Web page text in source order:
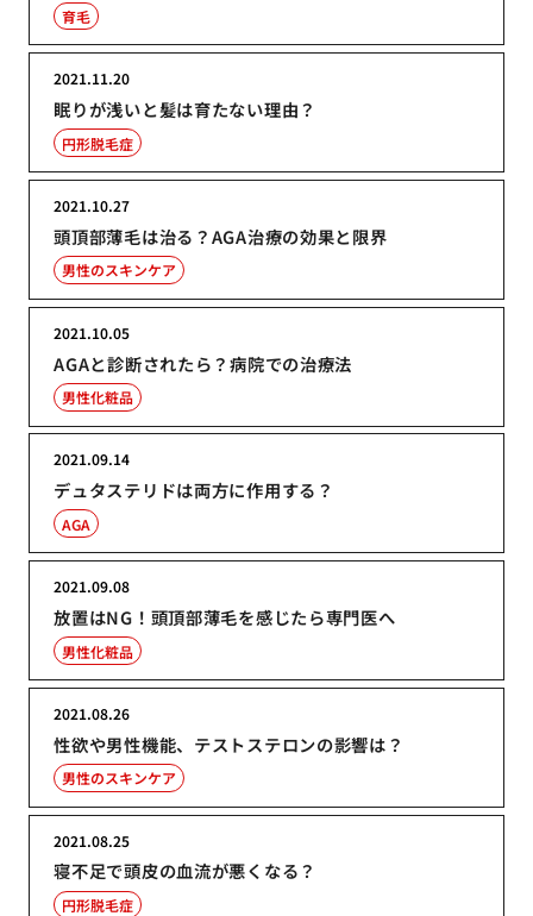
育毛
眠りが浅いと髪は育たない理由？
2021.11.20
円形脱毛症
頭頂部薄毛は治る？AGA治療の効果と限界
2021.10.27
男性のスキンケア
AGAと診断されたら？病院での治療法
2021.10.05
男性化粧品
デュタステリドは両方に作用する？
2021.09.14
AGA
放置はNG！頭頂部薄毛を感じたら専門医へ
2021.09.08
男性化粧品
性欲や男性機能、テストステロンの影響は？
2021.08.26
男性のスキンケア
寝不足で頭皮の血流が悪くなる？
2021.08.25
円形脱毛症